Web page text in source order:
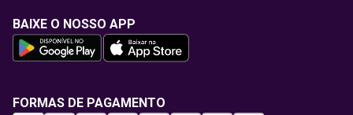
BAIXE O NOSSO APP
FORMAS DE PAGAMENTO